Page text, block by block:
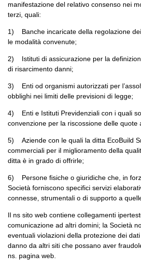
manifestazione del relativo consenso nei
terzi, quali:
1) Banche incaricate della regolazione
le modalità convenute;
2) Istituti di assicurazione per la
di risarcimento danni;
3) Enti od organismi autorizzati per
obblighi nei limiti delle previsioni di legge;
4) Enti e Istituti Previdenziali con i quali
convenzione per la riscossione delle quote
5) Aziende con le quali la ditta EcoBuild
commerciali per il miglioramento della
ditta è in grado di offrirle;
6) Persone fisiche o giuridiche che, in
Società forniscono specifici servizi
connesse, strumentali o di supporto a
Il ns sito web contiene collegamenti
comunicazione ad altri domini; la Società
eventuali violazioni della protezione dei
danno da altri siti che possano aver
ns. pagina web.